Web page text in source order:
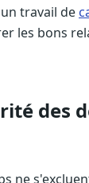
travail de
les bons
des
ne